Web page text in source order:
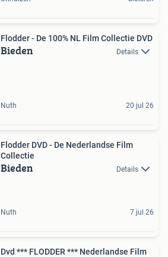
Flodder - De 100% NL Film Collectie DVD
Bieden Details
Nuth 20 jul 26
Flodder DVD - De Nederlandse Film
Collectie
Bieden Details
Nuth 7 jul 26
Dvd *** FLODDER *** Nederlandse Film